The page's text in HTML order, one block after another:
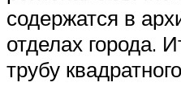
содержатся в
отделах города.
трубу